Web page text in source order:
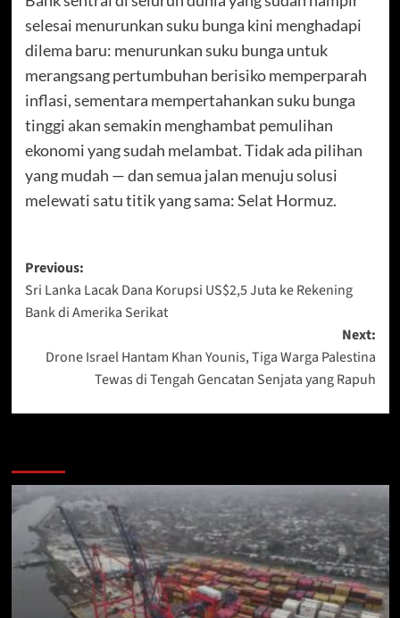
selesai menurunkan suku bunga kini menghadapi
dilema baru: menurunkan suku bunga untuk
merangsang pertumbuhan berisiko memperparah
inflasi, sementara mempertahankan suku bunga
tinggi akan semakin menghambat pemulihan
ekonomi yang sudah melambat. Tidak ada pilihan
yang mudah — dan semua jalan menuju solusi
melewati satu titik yang sama: Selat Hormuz.
Post
navigation
Previous:
Sri Lanka Lacak Dana Korupsi US$2,5 Juta ke Rekening
Bank di Amerika Serikat
Next:
Drone Israel Hantam Khan Younis, Tiga Warga Palestina
Tewas di Tengah Gencatan Senjata yang Rapuh